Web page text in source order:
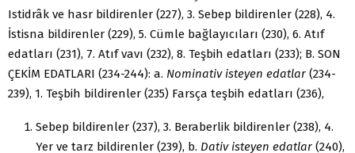
Istidrâk ve hasr bildirenler (227), 3. Sebep bildirenler (228), 4.
İstisna bildirenler (229), 5. Cümle bağlayıcıları (230), 6. Atıf
edatları (231), 7. Atıf vavı (232), 8. Teşbih edatları (233); B. SON
ÇEKİM EDATLARI (234-244): a. Nominativ isteyen edatlar (234-
239), 1. Teşbih bildirenler (235) Farsça teşbih edatları (236),
Sebep bildirenler (237), 3. Beraberlik bildirenler (238), 4.
Yer ve tarz bildiren­ler (239), b. Dativ isteyen edatlar (240),